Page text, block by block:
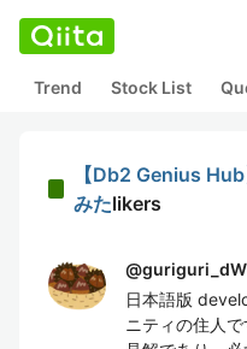
Trend Stock List
【Db2 Genius
みたlikers
@guriguri_dW
日本語版
ニティの住人